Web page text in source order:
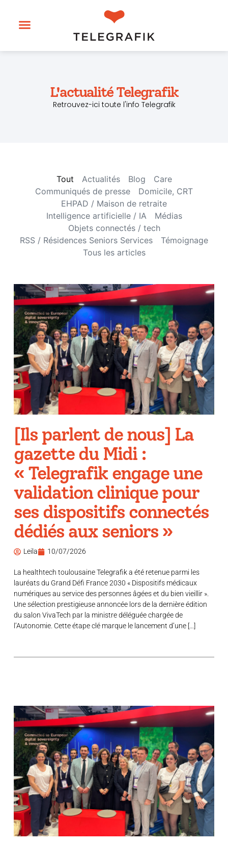
L'actualité Telegrafik
Retrouvez-ici toute l'info Telegrafik
Actualités Blog
Care
Communiqués de presse
Domicile, CRT
EHPAD / Maison de retraite
Intelligence artificielle / IA
Médias
Objets connectés / tech
RSS / Résidences Seniors Services
Témoignage
Tous les articles
Tout
[Ils parlent de nous] La
gazette du Midi :
« Telegrafik engage une
validation clinique pour
ses dispositifs connectés
dédiés aux seniors »
Leila 10/07/2026
La healthtech toulousaine Telegrafik a été retenue parmi les
lauréats du Grand Défi France 2030 « Dispositifs médicaux
numériques au service des personnes âgées et du bien vieillir ».
Une sélection prestigieuse annoncée lors de la dernière édition
du salon VivaTech par la ministre déléguée chargée de
l’Autonomie. Cette étape clé marque le lancement d’une […]